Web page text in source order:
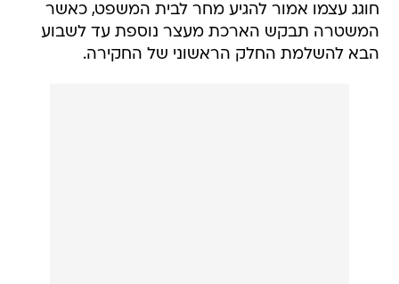
חוגג עצמו אמור להגיע מחר לבית המשפט, כאשר
המשטרה תבקש הארכת מעצר נוספת עד לשבוע
הבא להשלמת החלק הראשוני של החקירה.